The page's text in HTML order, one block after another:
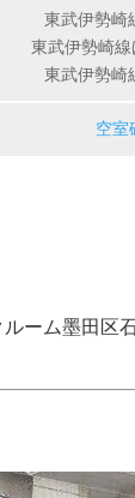
東武伊勢崎
東武伊勢崎
東武伊勢崎
空室
ーム墨田区